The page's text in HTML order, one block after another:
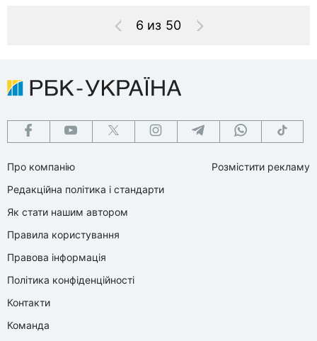
6 из 50
Про компанію
Редакційна політика і стандарти
Як стати нашим автором
Правила користування
Правова інформація
Політика конфіденційності
Контакти
Команда
Розмістити рекламу